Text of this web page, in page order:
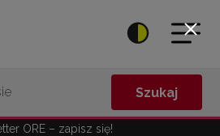
Szukaj
ORE – zapisz się!